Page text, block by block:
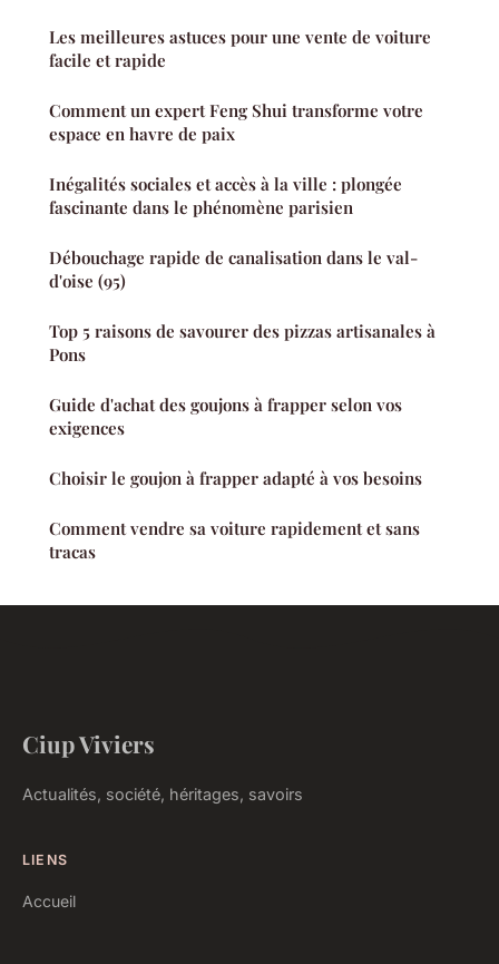
Les meilleures astuces pour une vente de voiture
facile et rapide
Comment un expert Feng Shui transforme votre
espace en havre de paix
Inégalités sociales et accès à la ville : plongée
fascinante dans le phénomène parisien
Débouchage rapide de canalisation dans le val-
d'oise (95)
Top 5 raisons de savourer des pizzas artisanales à
Pons
Guide d'achat des goujons à frapper selon vos
exigences
Choisir le goujon à frapper adapté à vos besoins
Comment vendre sa voiture rapidement et sans
tracas
Ciup Viviers
Actualités, société, héritages, savoirs
LIENS
Accueil